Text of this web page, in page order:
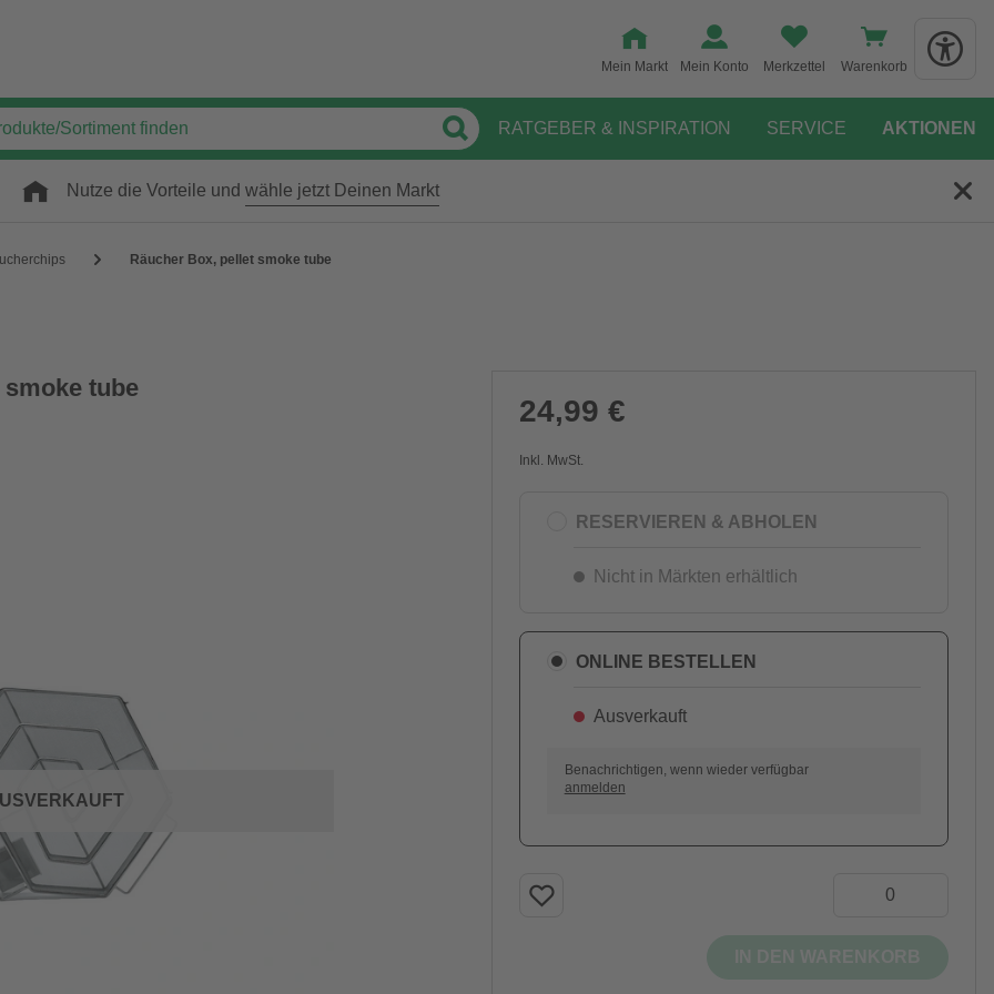
Mein Markt Mein Konto Merkzettel Warenkorb
RATGEBER & INSPIRATION SERVICE AKTIONEN
Nutze die Vorteile und wähle jetzt Deinen Markt
Räucher Box, pellet smoke tube
tube
24,99 €
Inkl. MwSt.
RESERVIEREN & ABHOLEN
Nicht in Märkten erhältlich
ONLINE BESTELLEN
Ausverkauft
Benachrichtigen, wenn wieder verfügbar
anmelden